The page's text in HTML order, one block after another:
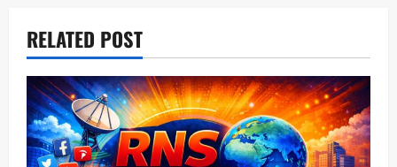
RELATED POST